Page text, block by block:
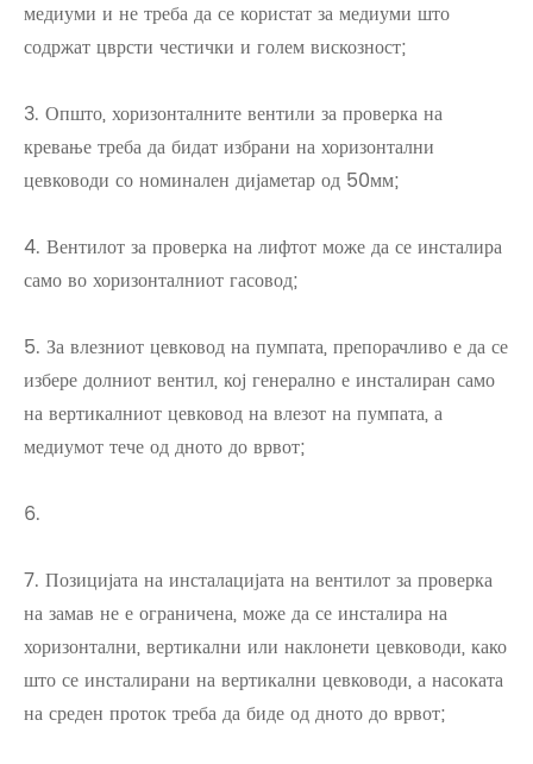
медиуми и не треба да се користат за медиуми што
содржат цврсти честички и голем вискозност;
3. Општо, хоризонталните вентили за проверка на
кревање треба да бидат избрани на хоризонтални
цевководи со номинален дијаметар од 50мм;
4. Вентилот за проверка на лифтот може да се инсталира
само во хоризонталниот гасовод;
5. За влезниот цевковод на пумпата, препорачливо е да се
избере долниот вентил, кој генерално е инсталиран само
на вертикалниот цевковод на влезот на пумпата, а
медиумот тече од дното до врвот;
6.
7. Позицијата на инсталацијата на вентилот за проверка
на замав не е ограничена, може да се инсталира на
хоризонтални, вертикални или наклонети цевководи, како
што се инсталирани на вертикални цевководи, а насоката
на среден проток треба да биде од дното до врвот;